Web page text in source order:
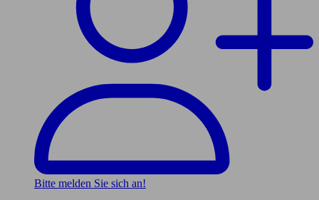
Bitte melden Sie sich an!